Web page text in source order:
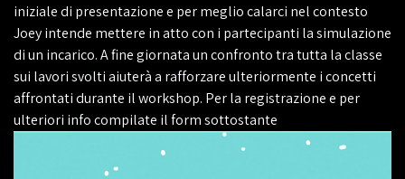
iniziale di presentazione e per meglio calarci nel contesto
Joeyintende mettere in atto con i partecipanti la simulazione
di un incarico. A fine giornata un confronto tra tutta la classe
sui lavori svolti aiuterà a rafforzare ulteriormente i concetti
affrontati durante il workshop. Per la registrazione e per
ulteriori info compilate il form sottostante